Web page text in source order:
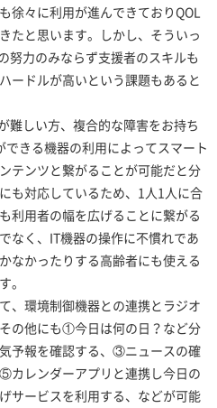
徐々に利用が進んできておりQOL
たと思います。しかし、そういっ
努力のみならず支援者のスキルも
ードルが高いという課題もあると
難しい方、複合的な障害をお持ち
できる機器の利用によってスマート
テンツと繋がることが可能だと分
も対応しているため、1人1人に合
利用者の幅を広げることに繋がる
なく、IT機器の操作に不慣れであ
なかったりする高齢者にも使える
。
、環境制御機器との連携とラジオ
の他にも①今日は何の日？など分
予報を確認する、③ニュースの確
レンダーアプリと連携し今日の
サービスを利用する、などが可能